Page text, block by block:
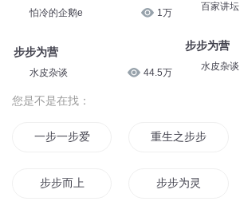
怕冷的企鹅e 1万
步步为营
水皮杂谈 44.5万
百家讲坛
步步为营
水皮杂谈
您是不是在找：
一步一步爱 重生之步步生妃
步步而上 步步为灵